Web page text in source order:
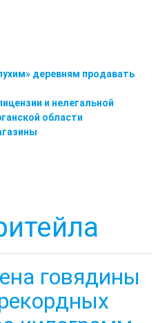
деревням продавать
и нелегальной
области
говядины